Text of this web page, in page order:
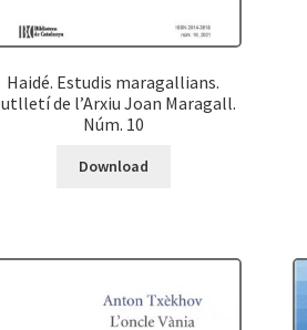
Haidé. Estudis maragallians.
de l’Arxiu Joan Maragall.
Núm. 10
Download